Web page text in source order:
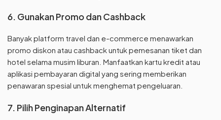
6. Gunakan Promo dan Cashback
Banyak platform travel dan e-commerce menawarkan
promo diskon atau cashback untuk pemesanan tiket dan
hotel selama musim liburan. Manfaatkan kartu kredit atau
aplikasi pembayaran digital yang sering memberikan
penawaran spesial untuk menghemat pengeluaran.
7. Pilih Penginapan Alternatif